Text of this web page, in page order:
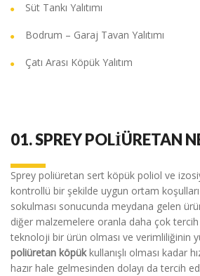
Süt Tankı Yalıtımı
Bodrum – Garaj Tavan Yalıtımı
Çatı Arası Köpük Yalıtım
01.SPREY POLİÜRETAN
Sprey poliüretan sert köpük poliol ve
kontrollü bir şekilde uygun ortam
sokulması sonucunda meydana gelen
diğer malzemelere oranla daha çok
teknoloji bir ürün olması ve verimliliğinin
poliüretan köpükkullanışlı olması kadar
hazır hale gelmesinden dolayı da tercih